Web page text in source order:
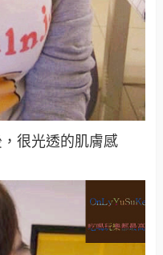
很光透的肌膚感